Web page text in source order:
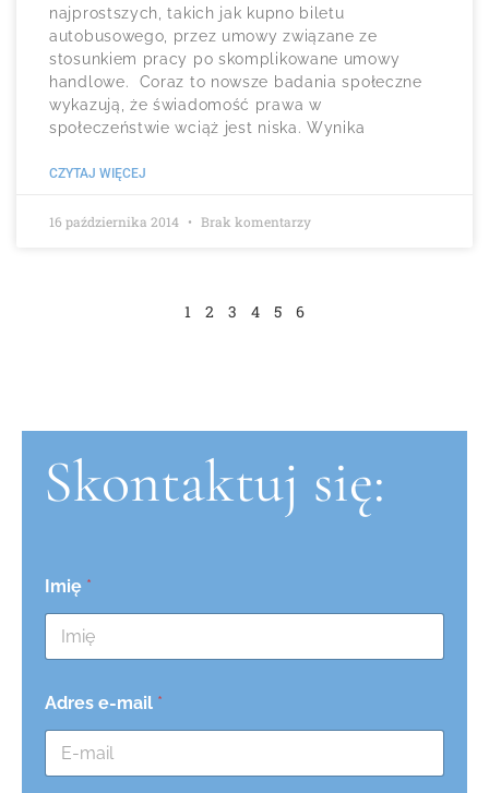
najprostszych, takich jak kupno biletu
autobusowego, przez umowy związane ze
stosunkiem pracy po skomplikowane umowy
handlowe. Coraz to nowsze badania społeczne
wykazują, że świadomość prawa w
społeczeństwie wciąż jest niska. Wynika
CZYTAJ WIĘCEJ
16 października 2014 Brak komentarzy
1 2 3 4 5 6
Skontaktuj się:
Imię *
Adres e-mail *